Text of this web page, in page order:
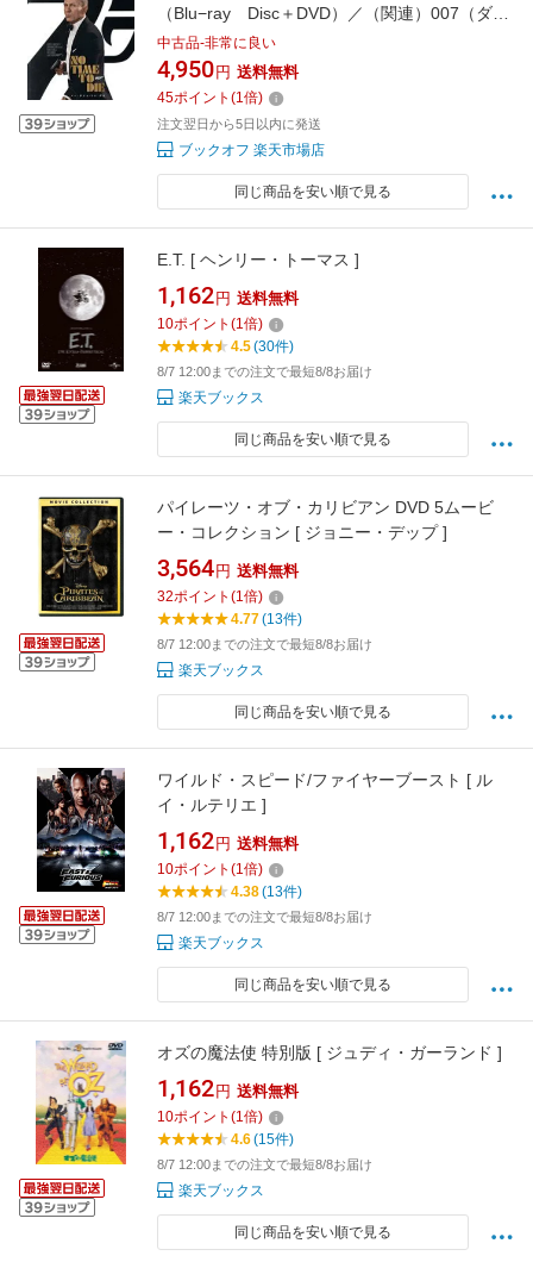
（Blu−ray Disc＋DVD）／（関連）007（ダブ
ルオーセブン）,ダニエル・クレイグ,ラミ・マ
レック,レア・セイドゥ,ラシャーナ・リンチ,ベ
ン・ウィショー,アナ・デ・アルマス,キャリ
ー・ジョージ・
中古品-非常に良い
4,950 円 送料無料
45ポイント (1倍)
注文翌日から5日以内に発送
ブックオフ 楽天市場店
同じ商品を安い順で見る
E.T. [ ヘンリー・トーマス ]
1,162 円 送料無料
10ポイント (1倍)
4.5(30件)
8/7 12:00までの注文で最短8/8お届け
楽天ブックス
同じ商品を安い順で見る
パイレーツ・オブ・カリビアン DVD 5ムービ
ー・コレクション [ ジョニー・デップ ]
3,564 円 送料無料
32ポイント (1倍)
4.77(13件)
8/7 12:00までの注文で最短8/8お届け
楽天ブックス
同じ商品を安い順で見る
ワイルド・スピード/ファイヤーブースト [ ル
イ・ルテリエ ]
1,162 円 送料無料
10ポイント (1倍)
4.38(13件)
8/7 12:00までの注文で最短8/8お届け
楽天ブックス
同じ商品を安い順で見る
オズの魔法使 特別版 [ ジュディ・ガーランド ]
1,162 円 送料無料
10ポイント (1倍)
4.6(15件)
8/7 12:00までの注文で最短8/8お届け
楽天ブックス
同じ商品を安い順で見る